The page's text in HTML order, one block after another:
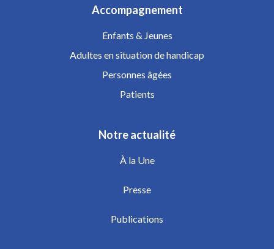
Accompagnement
Enfants & Jeunes
Adultes en situation de handicap
Personnes âgées
Patients
Notre actualité
À la Une
Presse
Publications